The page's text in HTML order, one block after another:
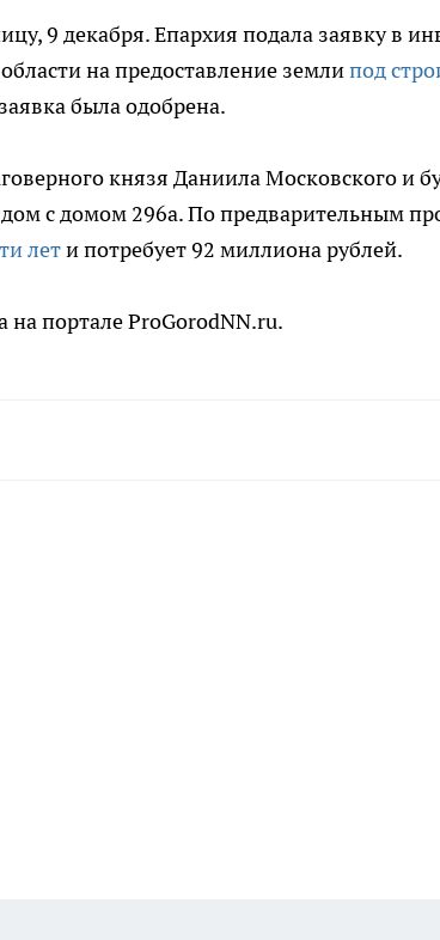
9 декабря. Епархия подала заявку в
на предоставление землипод
была одобрена.
князя Даниила Московского и
с домом 296а. По предварительным
лети потребует 92 миллиона рублей.
на портале ProGorodNN.ru.